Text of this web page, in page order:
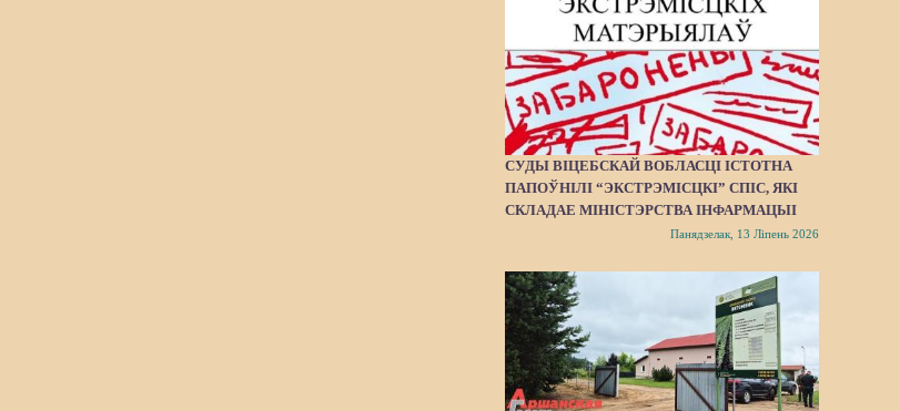
СУДЫ ВІЦЕБСКАЙ ВОБЛАСЦІ ІСТОТНА
ПАПОЎНІЛІ “ЭКСТРЭМІСЦКІ” СПІС, ЯКІ
СКЛАДАЕ МІНІСТЭРСТВА ІНФАРМАЦЫІ
Панядзелак, 13 Ліпень 2026